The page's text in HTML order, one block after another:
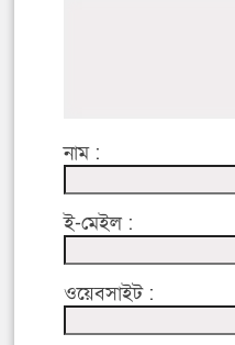
নাম :
ই-মেইল :
ওয়েবসাইট :